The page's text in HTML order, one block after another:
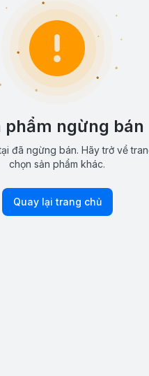
phẩm ngừng bán
đã ngừng bán. Hãy trở về
chọn sản phẩm khác.
Quay lại trang chủ